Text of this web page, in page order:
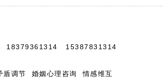
18379361314 15387831314
盾调节 婚姻心理咨询 情感维互